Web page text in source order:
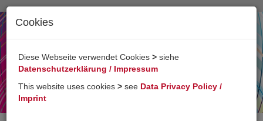
Toggle
Cookies
Diese Webseite verwendet Cookies > siehe
Datenschutzerklärung / Impressum
This website uses cookies > see Data Privacy Policy /
Imprint